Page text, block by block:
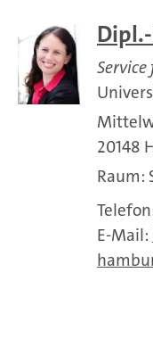
20148
Raum:
E-Mail: